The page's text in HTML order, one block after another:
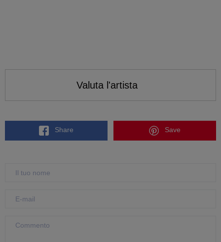
Valuta l'artista
Share Save